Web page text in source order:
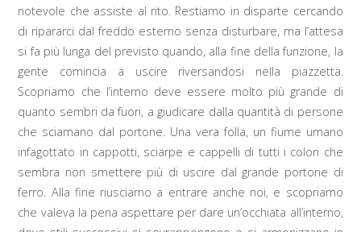
notevole che assiste al rito. Restiamo in disparte cercando
di ripararci dal freddo esterno senza disturbare, ma l’attesa
si fa più lunga del previsto quando, alla fine della funzione, la
gente comincia a uscire riversandosi nella piazzetta.
Scopriamo che l’interno deve essere molto più grande di
quanto sembri da fuori, a giudicare dalla quantità di persone
che sciamano dal portone. Una vera folla, un fiume umano
infagottato in cappotti, sciarpe e cappelli di tutti i colori che
sembra non smettere più di uscire dal grande portone di
ferro. Alla fine riusciamo a entrare anche noi, e scopriamo
che valeva la pena aspettare per dare un’occhiata all’interno,